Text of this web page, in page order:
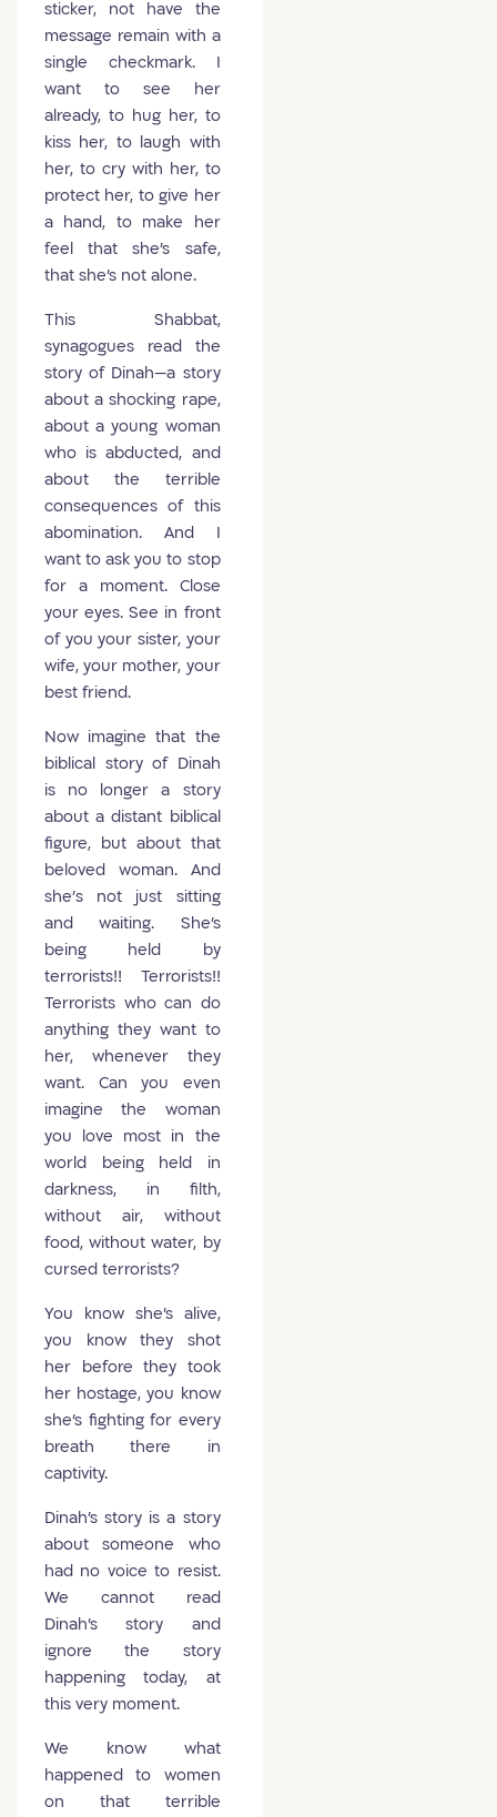
sticker, not have the
message remain with a
single checkmark. I
want to see her
already, to hug her, to
kiss her, to laugh with
her, to cry with her, to
protect her, to give her
a hand, to make her
feel that she's safe,
that she's not alone.
This Shabbat,
synagogues read the
story of Dinah—a story
about a shocking rape,
about a young woman
who is abducted, and
about the terrible
consequences of this
abomination. And I
want to ask you to stop
for a moment. Close
your eyes. See in front
of you your sister, your
wife, your mother, your
best friend.
Now imagine that the
biblical story of Dinah
is no longer a story
about a distant biblical
figure, but about that
beloved woman. And
she’s not just sitting
and waiting. She's
being held by
terrorists!! Terrorists!!
Terrorists who can do
anything they want to
her, whenever they
want. Can you even
imagine the woman
you love most in the
world being held in
darkness, in filth,
without air, without
food, without water, by
cursed terrorists?
You know she's alive,
you know they shot
her before they took
her hostage, you know
she's fighting for every
breath there in
captivity.
Dinah's story is a story
about someone who
had no voice to resist.
We cannot read
Dinah's story and
ignore the story
happening today, at
this very moment.
We know what
happened to women
on that terrible